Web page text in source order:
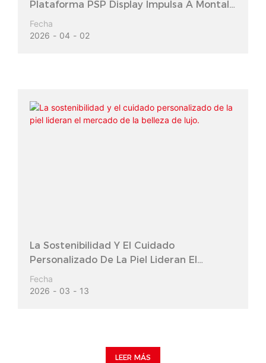
Plataforma PSP Display Impulsa A Montale
Y Mancera En Notes Shanghai 2026.
Fecha
2026
04 02
La Sostenibilidad Y El Cuidado
Personalizado De La Piel Lideran El
Mercado De La Belleza De Lujo.
Fecha
2026
03 13
LEER MÁS